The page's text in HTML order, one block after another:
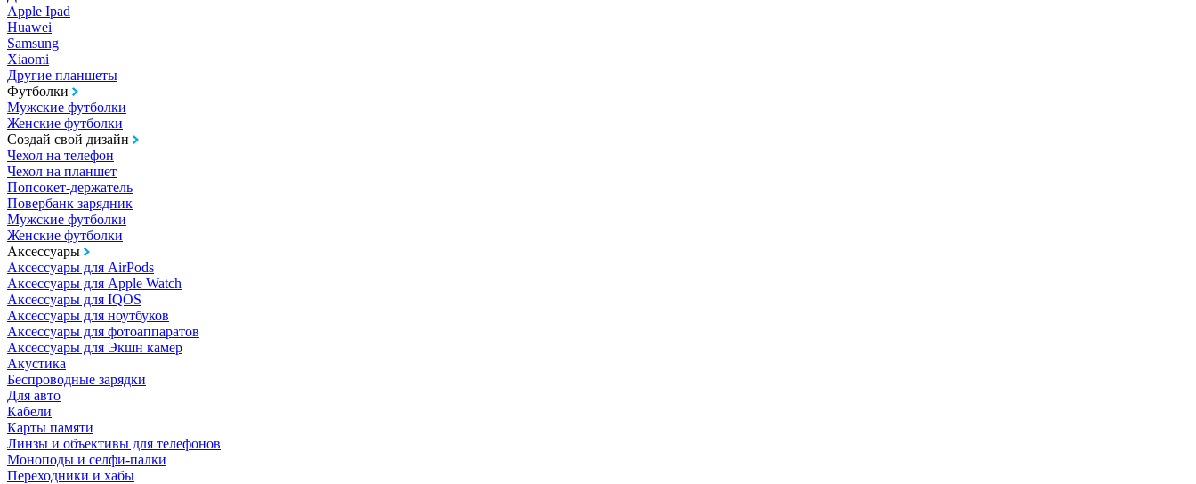
Apple Ipad
Huawei
Samsung
Xiaomi
Другие планшеты
Футболки
Мужские футболки
Женские футболки
Создай свой дизайн
Чехол на телефон
Чехол на планшет
Попсокет-держатель
Повербанк зарядник
Мужские футболки
Женские футболки
Аксессуары
Аксессуары для AirPods
Аксессуары для Apple Watch
Аксессуары для IQOS
Аксессуары для ноутбуков
Аксессуары для фотоаппаратов
Аксессуары для Экшн камер
Акустика
Беспроводные зарядки
Для авто
Кабели
Карты памяти
Линзы и объективы для телефонов
Моноподы и селфи-палки
Переходники и хабы